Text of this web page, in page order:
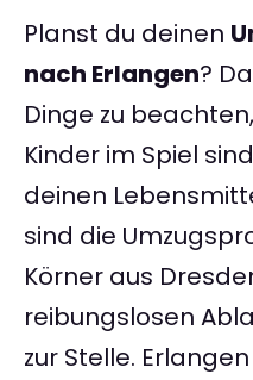
Planst du deinen
nach Erlangen?
Dinge zu
Kinder im Spiel
deinen
sind die
Körner aus
reibungslosen
zur Stelle.